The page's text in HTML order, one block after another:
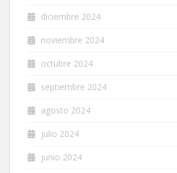
diciembre 2024
noviembre 2024
octubre 2024
septiembre 2024
agosto 2024
julio 2024
junio 2024